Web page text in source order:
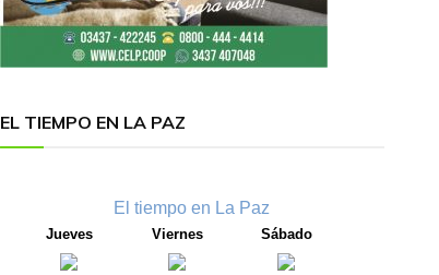
EL TIEMPO EN LA PAZ
El tiempo en La Paz
Jueves Viernes Sábado